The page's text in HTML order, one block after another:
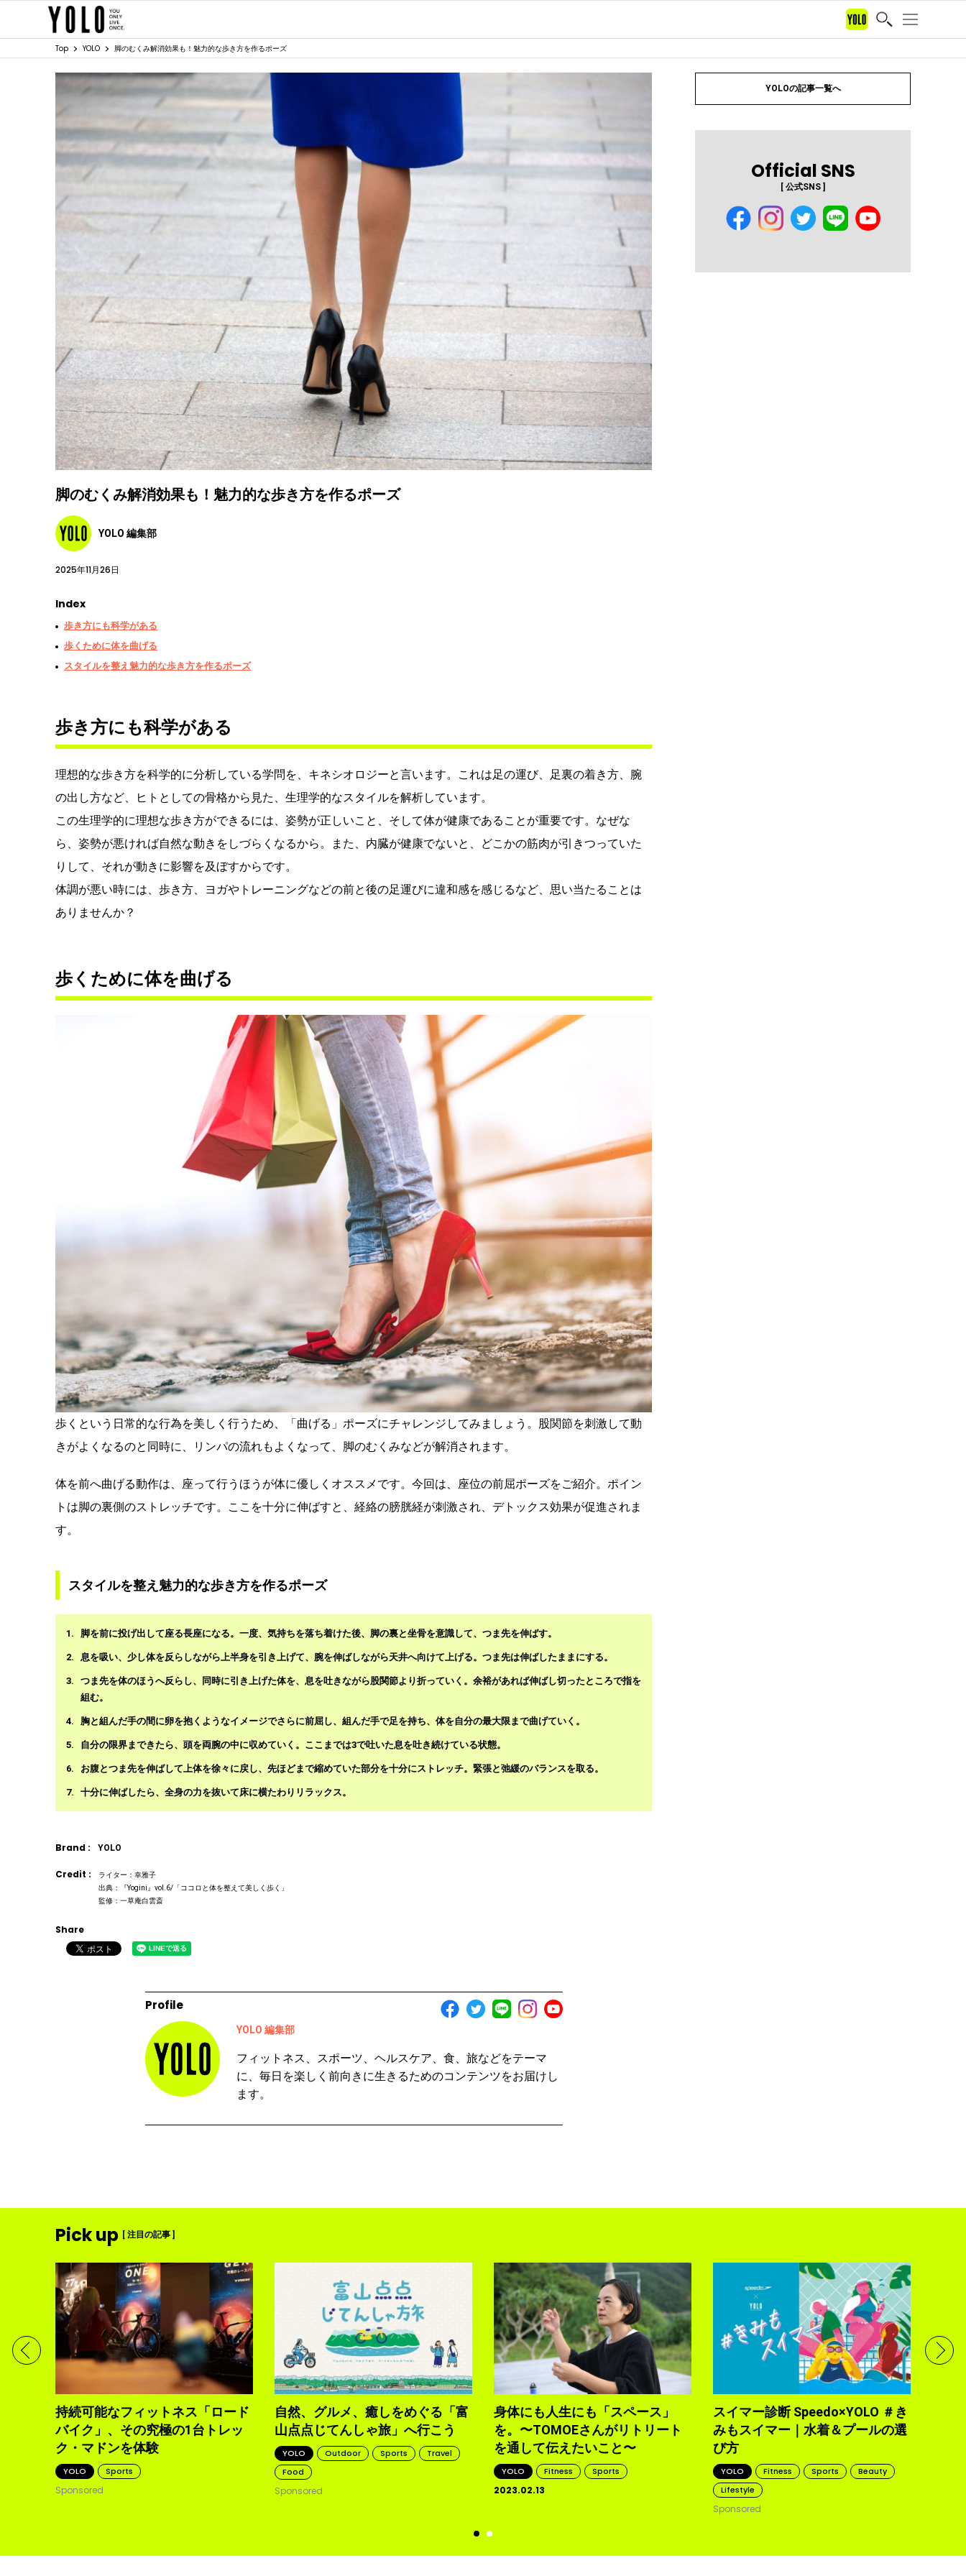
Top YOLO 脚のむくみ解消効果も！魅力的な歩き方を作るポーズ
脚のむくみ解消効果も！魅力的な歩き方を作るポーズ
YOLO 編集部
2025年11月26日
Index
歩き方にも科学がある
歩くために体を曲げる
スタイルを整え魅力的な歩き方を作るポーズ
歩き方にも科学がある
理想的な歩き方を科学的に分析している学問を、キネシオロジーと言います。これは足の運び、足裏の着き方、腕
の出し方など、ヒトとしての骨格から見た、生理学的なスタイルを解析しています。
この生理学的に理想な歩き方ができるには、姿勢が正しいこと、そして体が健康であることが重要です。なぜな
ら、姿勢が悪ければ自然な動きをしづらくなるから。また、内臓が健康でないと、どこかの筋肉が引きつっていた
りして、それが動きに影響を及ぼすからです。
体調が悪い時には、歩き方、ヨガやトレーニングなどの前と後の足運びに違和感を感じるなど、思い当たることは
ありませんか？
歩くために体を曲げる
歩くという日常的な行為を美しく行うため、「曲げる」ポーズにチャレンジしてみましょう。股関節を刺激して動
きがよくなるのと同時に、リンパの流れもよくなって、脚のむくみなどが解消されます。
体を前へ曲げる動作は、座って行うほうが体に優しくオススメです。今回は、座位の前屈ポーズをご紹介。ポイン
トは脚の裏側のストレッチです。ここを十分に伸ばすと、経絡の膀胱経が刺激され、デトックス効果が促進されま
す。
スタイルを整え魅力的な歩き方を作るポーズ
脚を前に投げ出して座る長座になる。一度、気持ちを落ち着けた後、脚の裏と坐骨を意識して、つま先を伸ばす。
息を吸い、少し体を反らしながら上半身を引き上げて、腕を伸ばしながら天井へ向けて上げる。つま先は伸ばしたままにする。
つま先を体のほうへ反らし、同時に引き上げた体を、息を吐きながら股関節より折っていく。余裕があれば伸ばし切ったところで指を
組む。
胸と組んだ手の間に卵を抱くようなイメージでさらに前屈し、組んだ手で足を持ち、体を自分の最大限まで曲げていく。
自分の限界まできたら、頭を両腕の中に収めていく。ここまでは3で吐いた息を吐き続けている状態。
お腹とつま先を伸ばして上体を徐々に戻し、先ほどまで縮めていた部分を十分にストレッチ。緊張と弛緩のバランスを取る。
十分に伸ばしたら、全身の力を抜いて床に横たわりリラックス。
Brand : YOLO
Credit :
ライター：幸雅子
出典：『Yogini』vol.6/「ココロと体を整えて美しく歩く」
監修：一草庵白雲斎
Share
Profile
YOLO 編集部
フィットネス、スポーツ、ヘルスケア、食、旅などをテーマ
に、毎日を楽しく前向きに生きるためのコンテンツをお届けし
ます。
YOLOの記事一覧へ
Official SNS
[ 公式SNS ]
Pick up [ 注目の記事 ]
現す
持続可能なフィットネス「ロード
バイク」、その究極の1台トレッ
ク・マドンを体験
YOLO Sports
Sponsored
自然、グルメ、癒しをめぐる「富
山点点じてんしゃ旅」へ行こう
YOLO Outdoor Sports
Travel
Food
Sponsored
身体にも人生にも「スペース」
を。〜TOMOEさんがリトリート
を通して伝えたいこと〜
YOLO Fitness Sports
2023.02.13
スイマー診断 Speedo×YOLO ＃き
みもスイマー｜水着＆プールの選
び方
YOLO Fitness Sports
Beauty
Lifestyle
Sponsored
で完
トレ